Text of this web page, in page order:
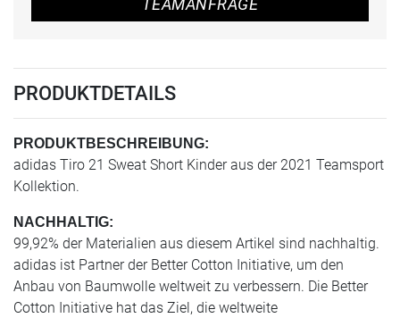
TEAMANFRAGE
PRODUKTDETAILS
PRODUKTBESCHREIBUNG:
adidas Tiro 21 Sweat Short Kinder aus der 2021 Teamsport
Kollektion.
NACHHALTIG:
99,92% der Materialien aus diesem Artikel sind nachhaltig.
adidas ist Partner der Better Cotton Initiative, um den
Anbau von Baumwolle weltweit zu verbessern. Die Better
Cotton Initiative hat das Ziel, die weltweite